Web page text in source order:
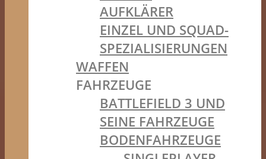
AUFKLÄRER
EINZEL UND SQUAD-
SPEZIALISIERUNGEN
WAFFEN
FAHRZEUGE
BATTLEFIELD 3 UND
SEINE FAHRZEUGE
BODENFAHRZEUGE